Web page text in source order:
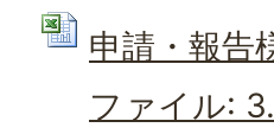
申請・報告
ファイル: